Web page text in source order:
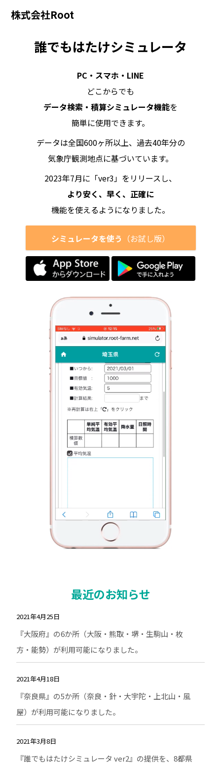
株式会社Root
誰でもはたけシミュレータ
PC・スマホ・LINE
どこからでも
データ検索・積算シミュレータ機能を
簡単に使用できます。
データは全国600ヶ所以上、過去40年分の
気象庁観測地点に基づいています。
2023年7月に「ver3」をリリースし、
より安く、早く、正確に
機能を使えるようになりました。
シミュレータを使う （お試し版）
最近のお知らせ
2021年4月25日
『大阪府』の6か所（大阪・熊取・堺・生駒山・枚
方・能勢）が利用可能になりました。
2021年4月18日
『奈良県』の5か所（奈良・針・大宇陀・上北山・風
屋）が利用可能になりました。
2021年3月8日
『誰でもはたけシミュレータ ver2』の提供を、8都県